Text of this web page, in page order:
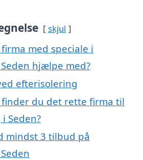
skjul
med speciale i
hjælpe med?
efterisolering
du det rette firma til
Seden?
mindst 3 tilbud på